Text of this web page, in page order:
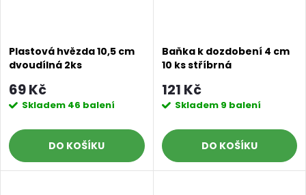
Plastová hvězda 10,5 cm
dvoudílná 2ks
69 Kč
Skladem 46 balení
DO KOŠÍKU
Baňka k dozdobení 4 cm
10 ks stříbrná
121 Kč
Skladem 9 balení
DO KOŠÍKU